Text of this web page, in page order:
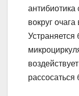
вокруг
Устраняется
рассосаться